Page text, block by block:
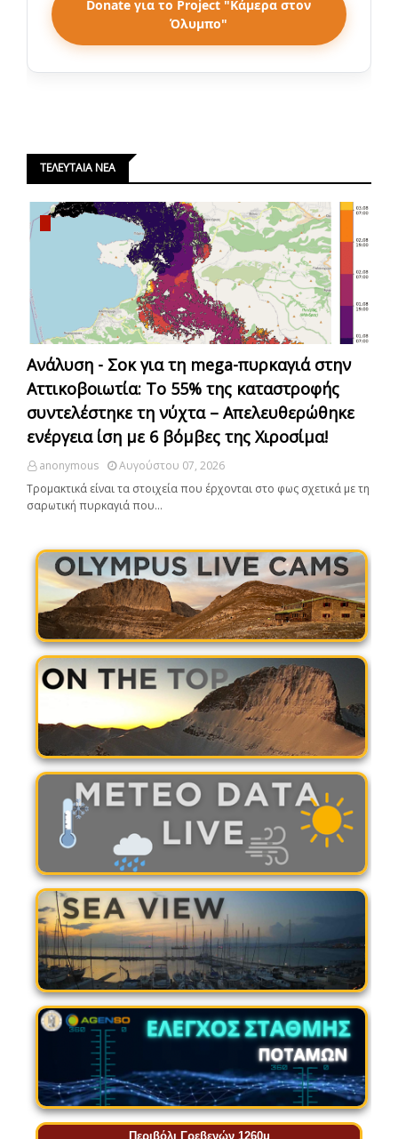
Donate για το Project "Κάμερα στον
Όλυμπο"
ΤΕΛΕΥΤΑΙΑ ΝΕΑ
Ανάλυση - Σοκ για τη mega-πυρκαγιά στην
Αττικοβοιωτία: Το 55% της καταστροφής
συντελέστηκε τη νύχτα – Απελευθερώθηκε
ενέργεια ίση με 6 βόμβες της Χιροσίμα!
anonymous
Αυγούστου 07, 2026
Τρομακτικά είναι τα στοιχεία που έρχονται στο φως σχετικά με τη
σαρωτική πυρκαγιά που…
Περιβόλι Γρεβενών 1260μ